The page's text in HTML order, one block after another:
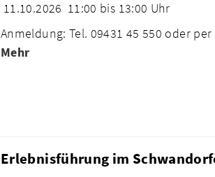
11.10.2026 11:00 bis 13:00 Uhr
Anmeldung: Tel. 09431 45 550 oder
Mehr
Erlebnisführung im